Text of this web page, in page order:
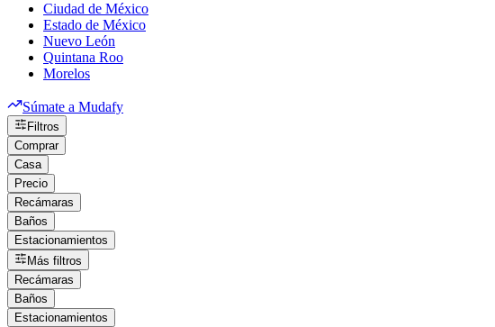
Ciudad de México
Estado de México
Nuevo León
Quintana Roo
Morelos
Súmate a Mudafy
Filtros
Comprar
Casa
Precio
Recámaras
Baños
Estacionamientos
Más filtros
Recámaras
Baños
Estacionamientos